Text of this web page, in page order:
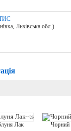
Львівська обл.)
Лак Чорний